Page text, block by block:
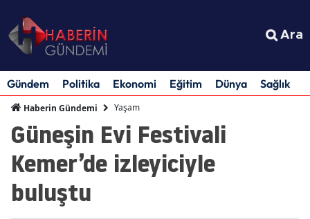
Ara
Gündem Politika Ekonomi Eğitim Dünya Sağlık
Haberin Gündemi Yaşam
Güneşin Evi Festivali
Kemer’de izleyiciyle
buluştu